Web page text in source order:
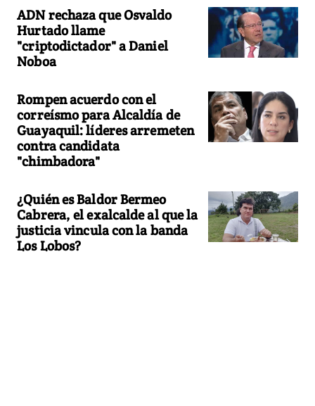
ADN rechaza que Osvaldo
Hurtado llame
"criptodictador" a Daniel
Noboa
Rompen acuerdo con el
correísmo para Alcaldía de
Guayaquil: líderes arremeten
contra candidata
"chimbadora"
¿Quién es Baldor Bermeo
Cabrera, el exalcalde al que la
justicia vincula con la banda
Los Lobos?